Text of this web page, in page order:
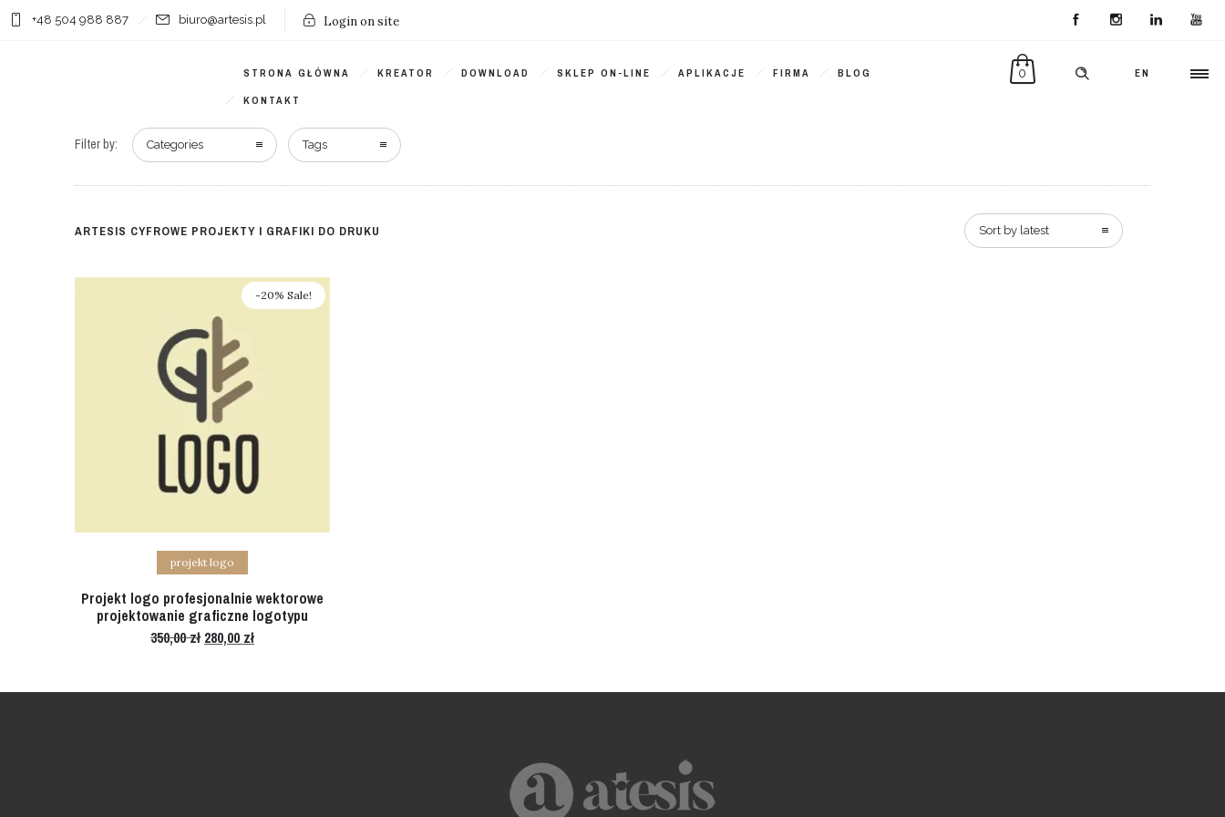
+48 504 988 887 biuro@artesis.pl Login on site
EN
0
STRONA GŁÓWNA KREATOR DOWNLOAD SKLEP ON-LINE APLIKACJE FIRMA BLOG
KONTAKT
Filter by: Categories Tags
ARTESIS CYFROWE PROJEKTY I GRAFIKI DO DRUKU Sort by latest
-20% Sale!
Add to cart
projekt logo
Projekt logo profesjonalnie wektorowe
projektowanie graficzne logotypu
350,00zł Original
price
280,00 złCurrent
price